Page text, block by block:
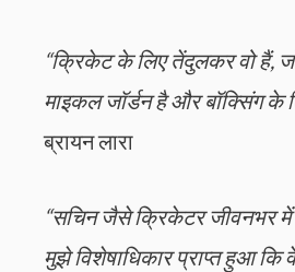
“क्रिकेट के लिए तेंदुलकर वो हैं,
माइकल जॉर्डन है और बॉक्सिंग के
ब्रायन लारा
“सचिन जैसे क्रिकेटर जीवनभर
मुझे विशेषाधिकार प्राप्त हुआ